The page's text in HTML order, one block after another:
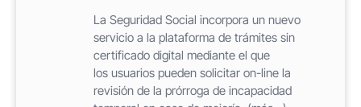
La Seguridad Social incorpora un nuevo
servicio a la plataforma de trámites sin
certificado digital mediante el que
los usuarios pueden solicitar on-line la
revisión de la prórroga de incapacidad